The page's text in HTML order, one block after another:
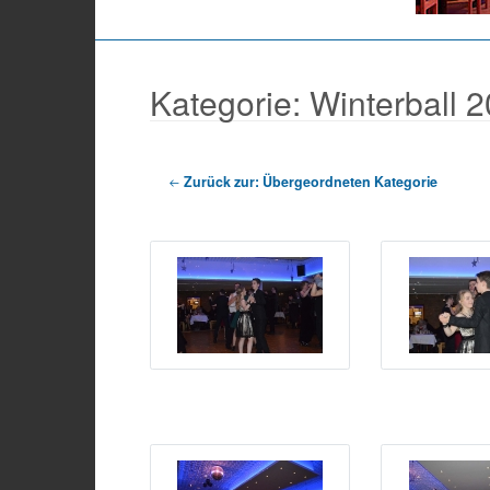
Kategorie: Winterball
Zurück zur: Übergeordneten Kategorie